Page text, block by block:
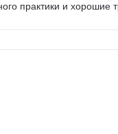
практики и хорошие